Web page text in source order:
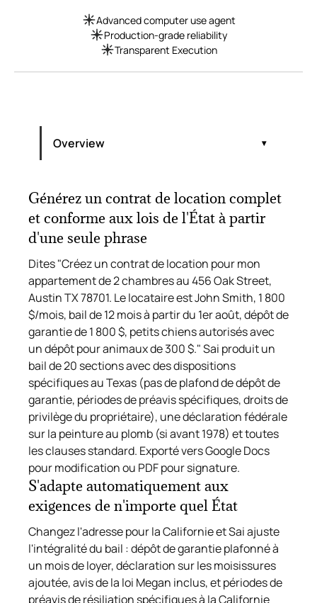
Advanced computer use agent
Production-grade reliability
Transparent Execution
Overview
de location
Exigences propres à chaque État : pourquoi
un modèle unique ne convient pas à tous
Générez un contrat de location complet
et conforme aux lois de l'État à partir
d'une seule phrase
Dites "Créez un contrat de location pour mon
appartement de 2 chambres au 456 Oak Street,
Austin TX 78701. Le locataire est John Smith, 1 800
$/mois, bail de 12 mois à partir du 1er août, dépôt de
garantie de 1 800 $, petits chiens autorisés avec
un dépôt pour animaux de 300 $." Sai produit un
bail de 20 sections avec des dispositions
spécifiques au Texas (pas de plafond de dépôt de
garantie, périodes de préavis spécifiques, droits de
privilège du propriétaire), une déclaration fédérale
sur la peinture au plomb (si avant 1978) et toutes
les clauses standard. Exporté vers Google Docs
pour modification ou PDF pour signature.
S'adapte automatiquement aux
exigences de n'importe quel État
Changez l'adresse pour la Californie et Sai ajuste
l'intégralité du bail : dépôt de garantie plafonné à
un mois de loyer, déclaration sur les moisissures
ajoutée, avis de la loi Megan inclus, et périodes de
préavis de résiliation spécifiques à la Californie